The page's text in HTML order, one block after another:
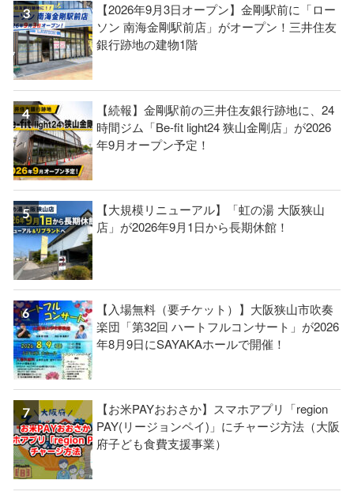
【2026年9月3日オープン】金剛駅前に「ロー
ソン 南海金剛駅前店」がオープン！三井住友
銀行跡地の建物1階
【続報】金剛駅前の三井住友銀行跡地に、24
時間ジム「Be-fit light24 狭山金剛店」が2026
年9月オープン予定！
【大規模リニューアル】「虹の湯 大阪狭山
店」が2026年9月1日から長期休館！
【入場無料（要チケット）】大阪狭山市吹奏
楽団「第32回 ハートフルコンサート」が2026
年8月9日にSAYAKAホールで開催！
【お米PAYおおさか】スマホアプリ「region
PAY(リージョンペイ)」にチャージ方法（大阪
府子ども食費支援事業）